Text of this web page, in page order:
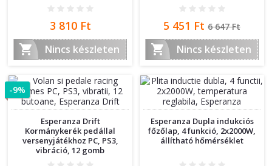
Ár
3 810 Ft

Nincs készleten
Ár
5 451 Ft Normál
ár
6 647 Ft
 Nincs készleten
Esperanza Drift
Kormánykerék pedállal
versenyjátékhoz PC, PS3,
vibráció, 12 gomb
-9%
Esperanza Dupla indukciós
főzőlap, 4 funkció, 2x2000W,
állítható hőmérséklet